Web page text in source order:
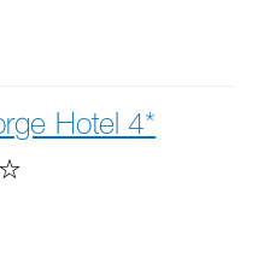
Hotel 4*